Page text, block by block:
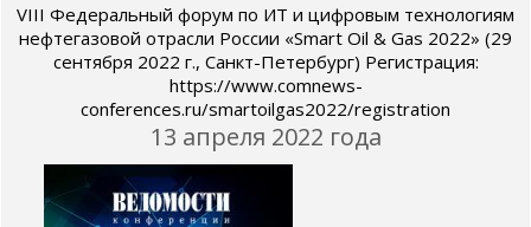
VIII Федеральный форум по ИТ и цифровым технологиям
нефтегазовой отрасли России «Smart Oil & Gas 2022» (29
сентября 2022 г., Санкт-Петербург) Регистрация:
https://www.comnews-
conferences.ru/smartoilgas2022/registration
13 апреля 2022 года